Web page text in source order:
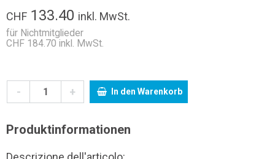
CHF 133.40 inkl. MwSt.
für Nichtmitglieder
CHF 184.70 inkl. MwSt.
- + In den Warenkorb
Produktinformationen